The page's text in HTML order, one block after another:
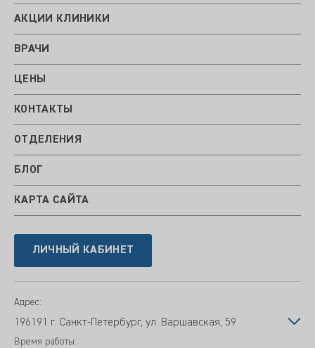
АКЦИИ КЛИНИКИ
ВРАЧИ
ЦЕНЫ
КОНТАКТЫ
ОТДЕЛЕНИЯ
БЛОГ
КАРТА САЙТА
ЛИЧНЫЙ КАБИНЕТ
Адрес:
196191 г. Санкт-Петербург, ул. Варшавская, 59
Время работы: